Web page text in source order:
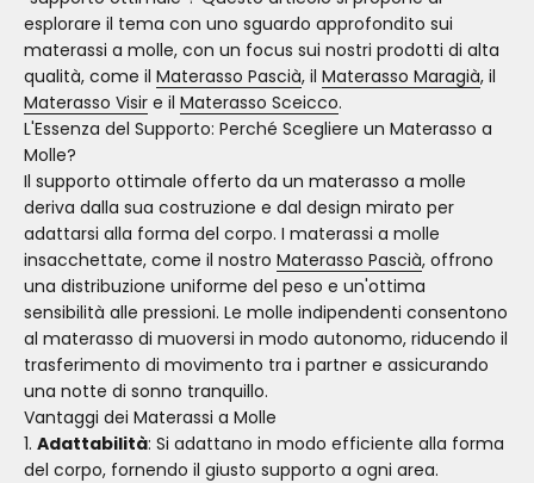
esplorare il tema con uno sguardo approfondito sui
materassi a molle, con un focus sui nostri prodotti di alta
qualità, come il Materasso Pascià, il Materasso Maragià, il
Materasso Visir e il Materasso Sceicco.
L'Essenza del Supporto: Perché Scegliere un Materasso a
Molle?
Il supporto ottimale offerto da un materasso a molle
deriva dalla sua costruzione e dal design mirato per
adattarsi alla forma del corpo. I materassi a molle
insacchettate, come il nostro Materasso Pascià, offrono
una distribuzione uniforme del peso e un'ottima
sensibilità alle pressioni. Le molle indipendenti consentono
al materasso di muoversi in modo autonomo, riducendo il
trasferimento di movimento tra i partner e assicurando
una notte di sonno tranquillo.
Vantaggi dei Materassi a Molle
Adattabilità: Si adattano in modo efficiente alla forma
del corpo, fornendo il giusto supporto a ogni area.